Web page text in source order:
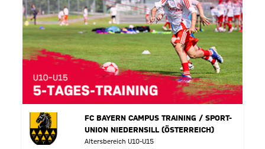
FC BAYERN CAMPUS TRAINING / SPORT-
UNION NIEDERNSILL (ÖSTERREICH)
Altersbereich U10-U15